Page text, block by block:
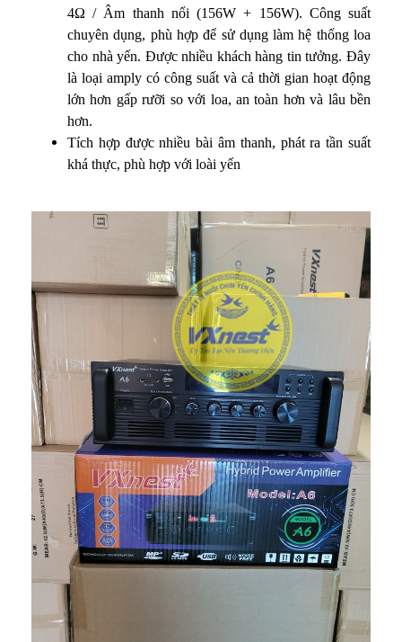
4Ω / Âm thanh nổi (156W + 156W). Công suất
chuyên dụng, phù hợp để sử dụng làm hệ thống loa
cho nhà yến. Được nhiều khách hàng tin tưởng. Đây
là loại amply có công suất và cả thời gian hoạt động
lớn hơn gấp rưỡi so với loa, an toàn hơn và lâu bền
hơn.
Tích hợp được nhiều bài âm thanh, phát ra tần suất
khá thực, phù hợp với loài yến